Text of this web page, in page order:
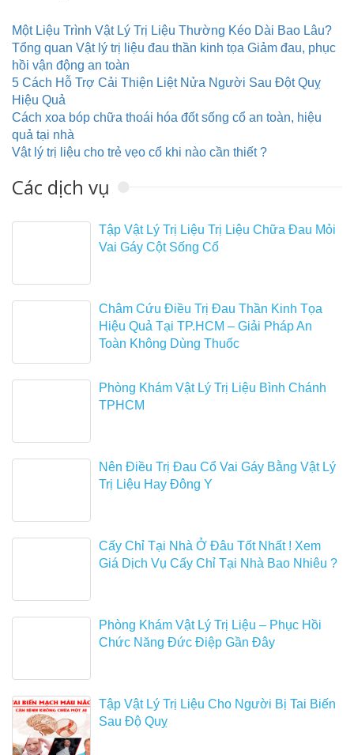
Một Liệu Trình Vật Lý Trị Liệu Thường Kéo Dài Bao Lâu?
Tổng quan Vật lý trị liệu đau thần kinh tọa Giảm đau, phục
hồi vận động an toàn
5 Cách Hỗ Trợ Cải Thiện Liệt Nửa Người Sau Đột Quỵ
Hiệu Quả
Cách xoa bóp chữa thoái hóa đốt sống cổ an toàn, hiệu
quả tại nhà
Vật lý trị liệu cho trẻ vẹo cổ khi nào cần thiết ?
Các dịch vụ
Tập Vật Lý Trị Liệu Trị Liệu Chữa Đau Mỏi
Vai Gáy Cột Sống Cổ
Châm Cứu Điều Trị Đau Thần Kinh Tọa
Hiệu Quả Tại TP.HCM – Giải Pháp An
Toàn Không Dùng Thuốc
Phòng Khám Vật Lý Trị Liệu Bình Chánh
TPHCM
Nên Điều Trị Đau Cổ Vai Gáy Bằng Vật Lý
Trị Liệu Hay Đông Y
Cấy Chỉ Tại Nhà Ở Đâu Tốt Nhất ! Xem
Giá Dịch Vụ Cấy Chỉ Tại Nhà Bao Nhiêu ?
Phòng Khám Vật Lý Trị Liệu – Phục Hồi
Chức Năng Đức Điệp Gần Đây
Tập Vật Lý Trị Liệu Cho Người Bị Tai Biến
Sau Độ Quỵ